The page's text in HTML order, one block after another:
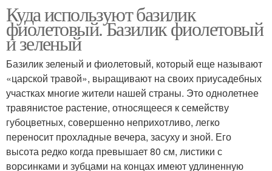
Куда используют базилик
фиолетовый. Базилик фиолетовый
и зеленый
Базилик зеленый и фиолетовый, который еще называют
«царской травой», выращивают на своих приусадебных
участках многие жители нашей страны. Это однолетнее
травянистое растение, относящееся к семейству
губоцветных, совершенно неприхотливо, легко
переносит прохладные вечера, засуху и зной. Его
высота редко когда превышает 80 см, листики с
ворсинками и зубцами на концах имеют удлиненную